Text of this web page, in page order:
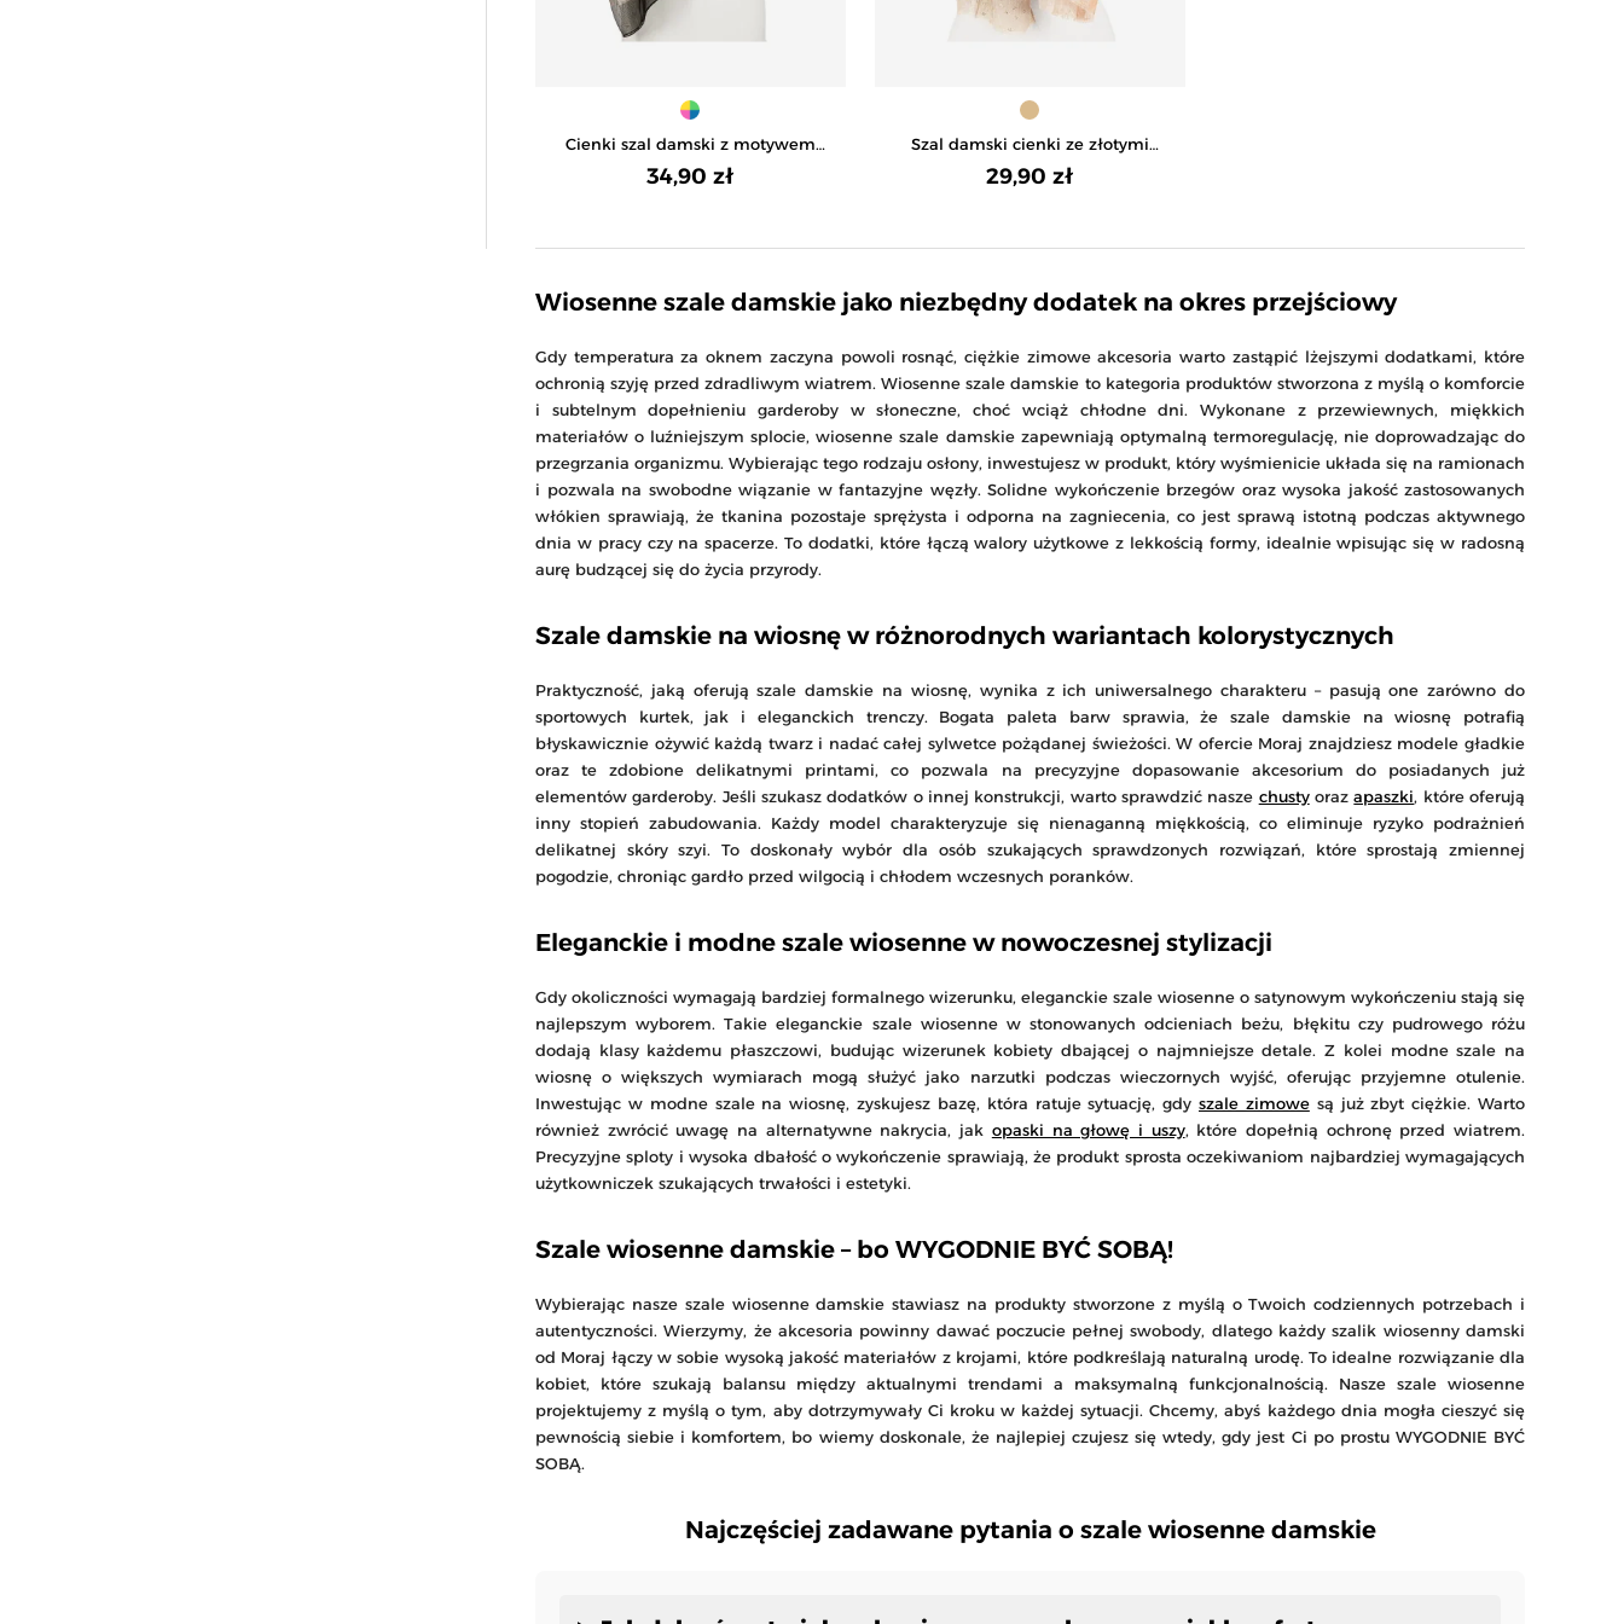
Cienki szal damski z motywem
panterki - WZÓR 1
34,90 zł
Szal damski cienki ze złotymi
zdobieniami - BEŻOWY
29,90 zł
Wiosenne szale damskie jako niezbędny dodatek na okres przejściowy
Gdy temperatura za oknem zaczyna powoli rosnąć, ciężkie zimowe akcesoria warto zastąpić lżejszymi dodatkami, które
ochronią szyję przed zdradliwym wiatrem. Wiosenne szale damskie to kategoria produktów stworzona z myślą o komforcie
i subtelnym dopełnieniu garderoby w słoneczne, choć wciąż chłodne dni. Wykonane z przewiewnych, miękkich
materiałów o luźniejszym splocie, wiosenne szale damskie zapewniają optymalną termoregulację, nie doprowadzając do
przegrzania organizmu. Wybierając tego rodzaju osłony, inwestujesz w produkt, który wyśmienicie układa się na ramionach
i pozwala na swobodne wiązanie w fantazyjne węzły. Solidne wykończenie brzegów oraz wysoka jakość zastosowanych
włókien sprawiają, że tkanina pozostaje sprężysta i odporna na zagniecenia, co jest sprawą istotną podczas aktywnego
dnia w pracy czy na spacerze. To dodatki, które łączą walory użytkowe z lekkością formy, idealnie wpisując się w radosną
aurę budzącej się do życia przyrody.
Szale damskie na wiosnę w różnorodnych wariantach kolorystycznych
Praktyczność, jaką oferują szale damskie na wiosnę, wynika z ich uniwersalnego charakteru – pasują one zarówno do
sportowych kurtek, jak i eleganckich trenczy. Bogata paleta barw sprawia, że szale damskie na wiosnę potrafią
błyskawicznie ożywić każdą twarz i nadać całej sylwetce pożądanej świeżości. W ofercie Moraj znajdziesz modele gładkie
oraz te zdobione delikatnymi printami, co pozwala na precyzyjne dopasowanie akcesorium do posiadanych już
elementów garderoby. Jeśli szukasz dodatków o innej konstrukcji, warto sprawdzić nasze chustyorazapaszki, które oferują
inny stopień zabudowania. Każdy model charakteryzuje się nienaganną miękkością, co eliminuje ryzyko podrażnień
delikatnej skóry szyi. To doskonały wybór dla osób szukających sprawdzonych rozwiązań, które sprostają zmiennej
pogodzie, chroniąc gardło przed wilgocią i chłodem wczesnych poranków.
Eleganckie i modne szale wiosenne w nowoczesnej stylizacji
Gdy okoliczności wymagają bardziej formalnego wizerunku, eleganckie szale wiosenne o satynowym wykończeniu stają się
najlepszym wyborem. Takie eleganckie szale wiosenne w stonowanych odcieniach beżu, błękitu czy pudrowego różu
dodają klasy każdemu płaszczowi, budując wizerunek kobiety dbającej o najmniejsze detale. Z kolei modne szale na
wiosnę o większych wymiarach mogą służyć jako narzutki podczas wieczornych wyjść, oferując przyjemne otulenie.
Inwestując w modne szale na wiosnę, zyskujesz bazę, która ratuje sytuację, gdy szale zimowesą już zbyt ciężkie. Warto
również zwrócić uwagę na alternatywne nakrycia, jak opaski na głowę i uszy, które dopełnią ochronę przed wiatrem.
Precyzyjne sploty i wysoka dbałość o wykończenie sprawiają, że produkt sprosta oczekiwaniom najbardziej wymagających
użytkowniczek szukających trwałości i estetyki.
Szale wiosenne damskie – bo WYGODNIE BYĆ SOBĄ!
Wybierając nasze szale wiosenne damskie stawiasz na produkty stworzone z myślą o Twoich codziennych potrzebach i
autentyczności. Wierzymy, że akcesoria powinny dawać poczucie pełnej swobody, dlatego każdy szalik wiosenny damski
od Moraj łączy w sobie wysoką jakość materiałów z krojami, które podkreślają naturalną urodę. To idealne rozwiązanie dla
kobiet, które szukają balansu między aktualnymi trendami a maksymalną funkcjonalnością. Nasze szale wiosenne
projektujemy z myślą o tym, aby dotrzymywały Ci kroku w każdej sytuacji. Chcemy, abyś każdego dnia mogła cieszyć się
pewnością siebie i komfortem, bo wiemy doskonale, że najlepiej czujesz się wtedy, gdy jest Ci po prostu WYGODNIE BYĆ
SOBĄ.
Najczęściej zadawane pytania o szale wiosenne damskie